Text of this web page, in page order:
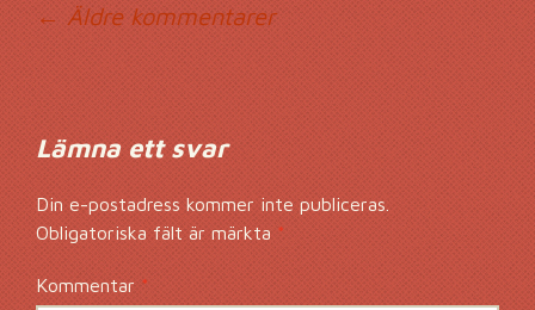
← Äldre kommentarer
Lämna ett svar
Din e-postadress kommer inte publiceras.
Obligatoriska fält är märkta *
Kommentar*